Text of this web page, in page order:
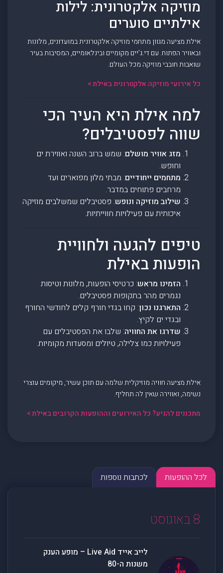
מוזיקה אלקטרונית: לילות
אילתיים סוערים
אילת מציעה מגוון מתחמי מוזיקה אלקטרונית במועדונים, מלונות
ובאוויר הפתוח. עם די.ג’יים מקומיים ובינלאומיים, המסיבות בעיר
שואבות חובבי מוזיקה מכל העולם.
כל אירועי מוזיקה אלקטרונית באילת >
למה אילת היא העיר הכי
שווה לפסטיבלים?
מזג אוויר מושלם: שמש ברוב השנה ואווירת ים
וחופש.
מתחמים ייחודיים: מבתי מלון מפוארים ועד
מרחבים פתוחים במדבר.
שילוב מוזיקה ונופש: פסטיבלים שמשלבים מוזיקה
איכותית עם פעילויות חווייתיות.
טיפים להגעה ולחוויית
הופעות באילת
הזמינו מראש: כרטיסי הופעות, מלונות וטיסות
נגמרים מהר בתקופות פסטיבלים.
התארגנו נכון: קחו בגדי חורף קלים לחודשי החורף
ובגדי ים לקיץ.
שדרגו את החוויה: שלבו את הפסטיבלים עם
פעילויות כמו צלילה, טיולים ומסעדות מקומיות.
אילת מציעה חוויה מוזיקלית שלמה עם תוכן עשיר, מיקומים עוצרי
נשימה, ואווירה שאין לה תחליף.
מתכננים להגיע? כל האירועים וההופעות הקרובים באילת >
לכל ההופעות לכתבות נוספות
8 באוגוסט
לייב אייד Live Aid – מופע הענק
משנות ה-80